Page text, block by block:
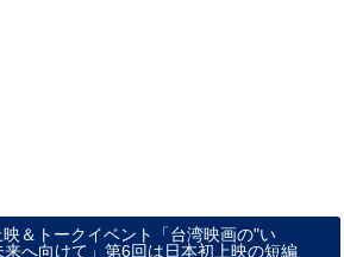
映＆トークイベント「台湾映画の"い
へ向けて」第6回は日本初上映の短編